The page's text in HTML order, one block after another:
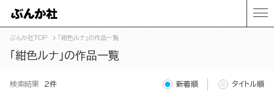
ぶんか社TOP 「紺色ルナ」の作品一覧
「紺色ルナ」の作品一覧
検索結果 2件 新着順 タイトル順